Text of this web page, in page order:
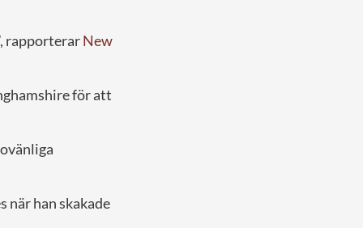
rapporterarNew
för att
när han skakade